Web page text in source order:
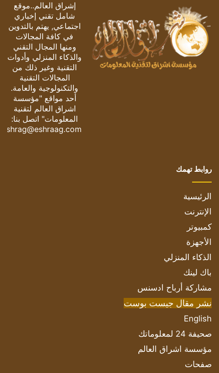
إشراق العالم..موقع
شامل تقني إخباري
اجتماعي, يهتم بالتدوين
في كافة المجالات
ومنها المجال التقني
والذكاء المنزلي وأدوات
التقنية وغير ذلك من
المجالات التقنية
والتكنولوجية والعامة.
أحد مواقع "مؤسسة
اشراق العالم لتقنية
المعلومات" اتصل بنا:
eshrag@eshraag.com
روابط تهمك
الرئيسية
الإنترنت
كمبيوتر
الأجهزة
الذكاء المنزلي
باك لينك
مشاركة أرباح ادسنس
نشر مقال جيست بوست
English
صحيفة 24 لمعلوماتك
مؤسسة اشراق العالم
صفحات